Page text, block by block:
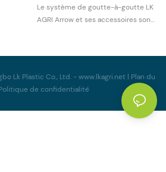
Le système de goutte-à-goutte LK
AGRI Arrow et ses accessoires sont
micro-irrigation. Ces goutteurs
zone racinaire des plantes grâce à
de petits piquets en forme de
flèche reliés à des microtubes,
contribuant ainsi à réduire le
Lk Plastic Co., Ltd. -www.lkagri.net | Plan du
de confidentialité